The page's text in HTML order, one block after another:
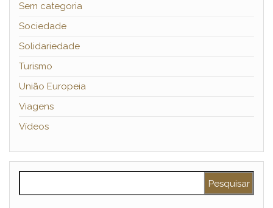
Sem categoria
Sociedade
Solidariedade
Turismo
União Europeia
Viagens
Vídeos